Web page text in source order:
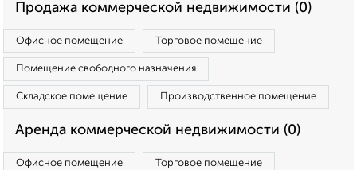
Продажа коммерческой недвижимости (0)
Офисное помещение Торговое помещение
Помещение свободного назначения
Складское помещение Производственное помещение
Аренда коммерческой недвижимости (0)
Офисное помещение Торговое помещение